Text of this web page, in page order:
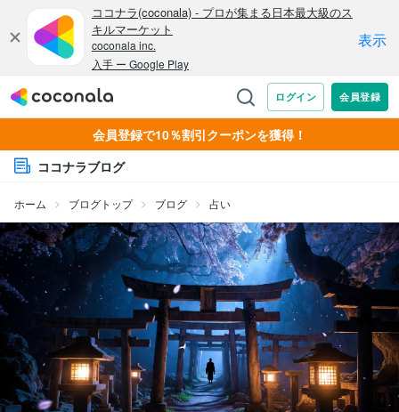
会員登録で10％割引クーポンを獲得！
ココナラブログ
ホーム ブログトップ ブログ 占い